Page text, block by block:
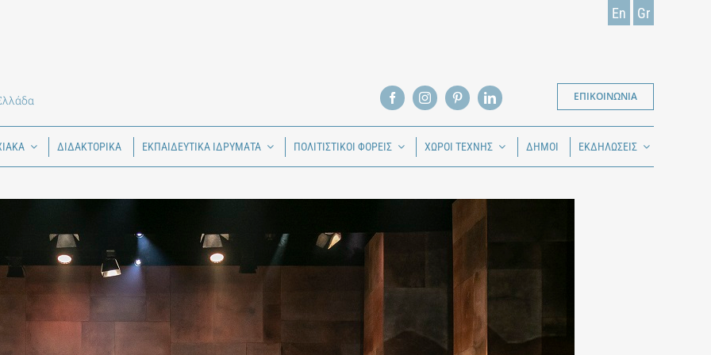
En Gr
ΕΠΙΚΟΙΝΩΝΙΑ
ΔΙΔΑΚΤΟΡΙΚΑ ΕΚΠΑΙΔΕΥΤΙΚΑ ΙΔΡΥΜΑΤΑ ΠΟΛΙΤΙΣΤΙΚΟΙ ΦΟΡΕΙΣ ΧΩΡΟΙ ΤΕΧΝΗΣ ΔΗΜΟΙ ΕΚΔΗΛΩΣΕΙΣ